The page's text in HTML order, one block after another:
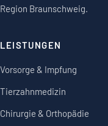
Region Braunschweig.
LEISTUNGEN
Vorsorge & Impfung
Tierzahnmedizin
Chirurgie & Orthopädie